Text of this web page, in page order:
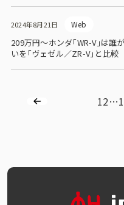
2024年8月21日 Web
209万円～ホンダ｢WR-V｣は
いを｢ヴェゼル／ZR-V｣と比較
12…